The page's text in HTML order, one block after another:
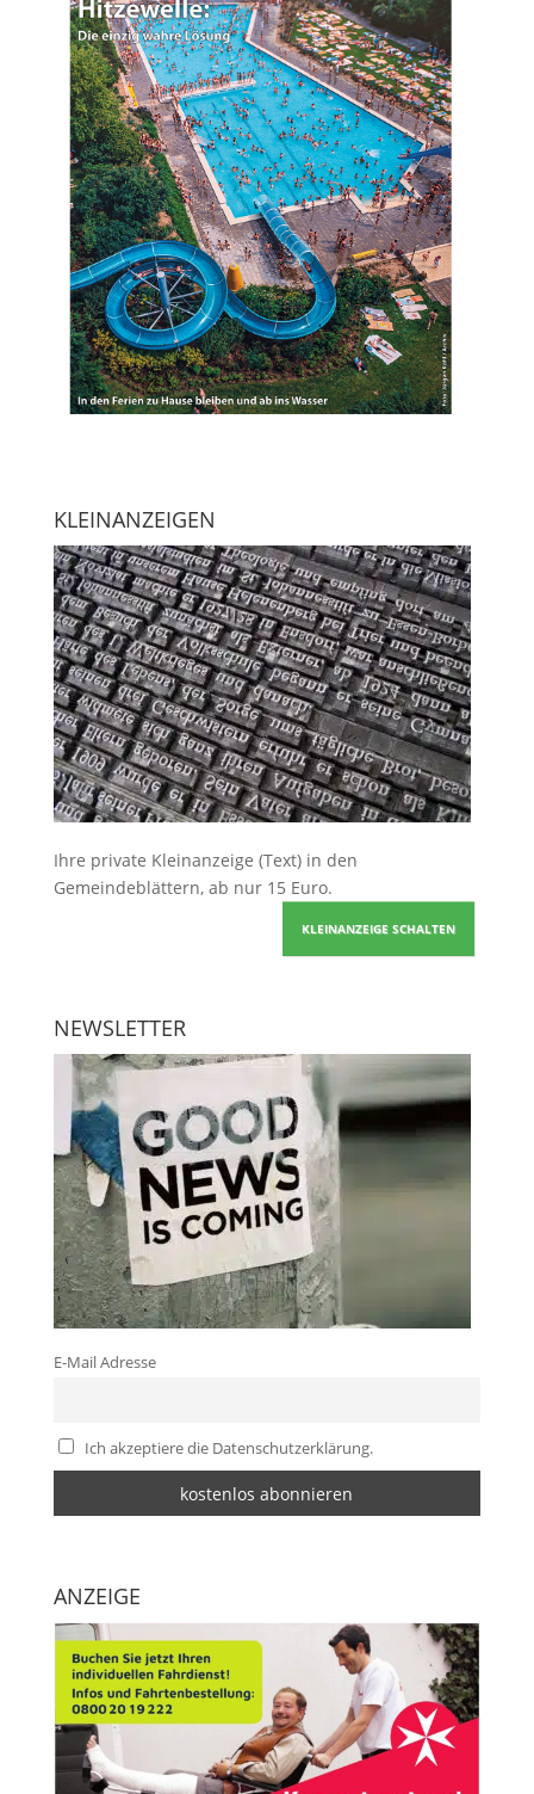
KLEINANZEIGEN
Ihre private Kleinanzeige (Text) in den
Gemeindeblättern, ab nur 15 Euro.
KLEINANZEIGE SCHALTEN
NEWSLETTER
E-Mail Adresse
Ich akzeptiere die Datenschutzerklärung.
ANZEIGE